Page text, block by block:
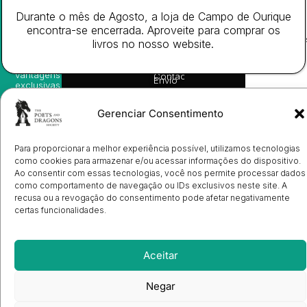
Gerenciar Consentimento
Para proporcionar a melhor experiência possível, utilizamos tecnologias
como cookies para armazenar e/ou acessar informações do dispositivo.
Ao consentir com essas tecnologias, você nos permite processar dados
como comportamento de navegação ou IDs exclusivos neste site. A
recusa ou a revogação do consentimento pode afetar negativamente
certas funcionalidades.
Aceitar
Negar
Eventos
Prémio
Ulysses
Contactos
Envio
de
Candidatura
de
de
Livrarias
Cookies
(EU)
sugestões
de
leitura,
vantagens
exclusivas
avisos
diretamente
no seu
Subscrever
os
direitos
Durante o mês de Agosto, a loja de Campo de Ourique
encontra-se encerrada. Aproveite para comprar os
livros no nosso website.